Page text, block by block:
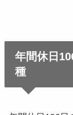
年間休日
種